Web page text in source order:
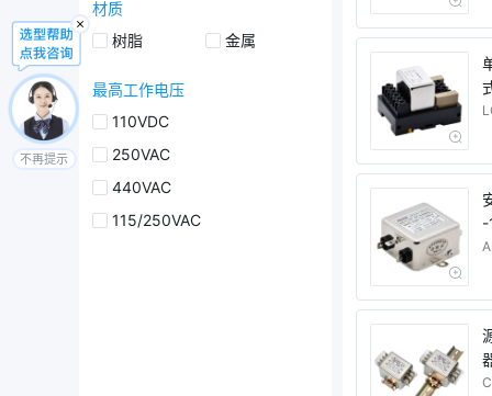
材质
树脂
金属
最高工作电压
110VDC
250VAC
440VAC
115/250VAC
-
不再提示